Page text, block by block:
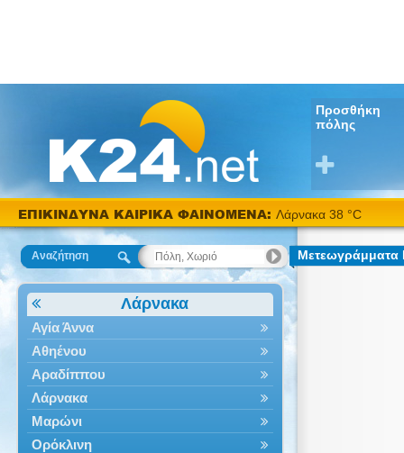
Προσθήκη
πόλης
ΕΠΙΚΙΝΔΥΝΑ ΚΑΙΡΙΚΑ ΦΑΙΝΟΜΕΝΑ: Λάρνακα 38 °C
Αναζήτηση
Λάρνακα
Αγία Άννα
Αθηένου
Αραδίππου
Λάρνακα
Μαρώνι
Ορόκλινη
Μετεωγράμματα